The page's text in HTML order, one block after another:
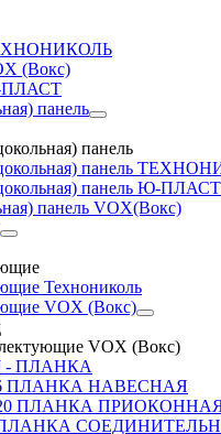
(Вокс)
ПЛАСТ
панель
панель
панель
панель Ю-ПЛАСТ
панель VOX(Вокс)
Технониколь
VOX (Вокс)
VOX (Вокс)
- ПЛАНКА
ПЛАНКА НАВЕСНАЯ
ПЛАНКА
ПЛАНКА